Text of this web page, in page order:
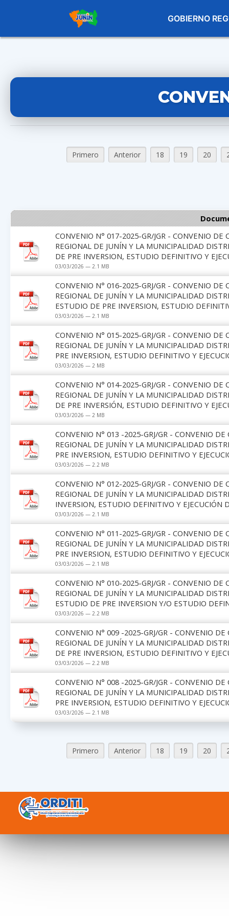
GOBIERNO
Primero Anterior 18 19 20
CONVENIO N° 017-2025-GR/JGR - CONVENIO
REGIONAL DE JUNÍN Y LA MUNICIPALIDAD
DE PRE INVERSION, ESTUDIO DEFINITIVO Y
03/03/2026 — 2.1 MB
CONVENIO N° 016-2025-GRJ/GR - CONVENIO
REGIONAL DE JUNÍN Y LA MUNICIPALIDAD
ESTUDIO DE PRE INVERSION, ESTUDIO
03/03/2026 — 2.1 MB
CONVENIO N° 015-2025-GRJ/GR - CONVENIO
REGIONAL DE JUNÍN Y LA MUNICIPALIDAD
PRE INVERSION, ESTUDIO DEFINITIVO Y
03/03/2026 — 2 MB
CONVENIO N° 014-2025-GRJ/GR - CONVENIO
REGIONAL DE JUNÍN Y LA MUNICIPALIDAD
DE PRE INVERSIÓN, ESTUDIO DEFINITIVO Y
03/03/2026 — 2 MB
CONVENIO N° 013 -2025-GRJ/GR - CONVENIO
REGIONAL DE JUNÍN Y LA MUNICIPALIDAD
PRE INVERSION, ESTUDIO DEFINITIVO Y
03/03/2026 — 2.2 MB
CONVENIO N° 012-2025-GRJ/GR - CONVENIO
REGIONAL DE JUNÍN Y LA MUNICIPALIDAD
INVERSION, ESTUDIO DEFINITIVO Y EJECUCIÓN
03/03/2026 — 2.1 MB
CONVENIO N° 011-2025-GRJ/GR - CONVENIO
REGIONAL DE JUNÍN Y LA MUNICIPALIDAD
PRE INVERSION, ESTUDIO DEFINITIVO Y
03/03/2026 — 2.1 MB
CONVENIO N° 010-2025-GRJ/GR - CONVENIO
REGIONAL DE JUNÍN Y LA MUNICIPALIDAD
ESTUDIO DE PRE INVERSION Y/O ESTUDIO
03/03/2026 — 2.2 MB
CONVENIO N° 009 -2025-GRJ/GR - CONVENIO
REGIONAL DE JUNÍN Y LA MUNICIPALIDAD
DE PRE INVERSION, ESTUDIO DEFINITIVO Y
03/03/2026 — 2.2 MB
CONVENIO N° 008 -2025-GR/JGR - CONVENIO
REGIONAL DE JUNÍN Y LA MUNICIPALIDAD
PRE INVERSION, ESTUDIO DEFINITIVO Y
03/03/2026 — 2.1 MB
Primero Anterior 18 19 20